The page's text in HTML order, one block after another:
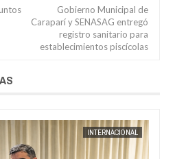
Gobierno Municipal de
Caraparí y SENASAG entregó
registro sanitario para
establecimientos piscícolas
INTERNACIONAL JORGE